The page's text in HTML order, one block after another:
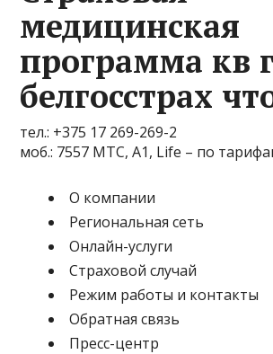
медицинская
программа кв
белгосстрах
тел.: +375 17 269-269-2
моб.: 7557 МТС, A1, Life – по
О компании
Региональная сеть
Онлайн-услуги
Страховой случай
Режим работы и контакты
Обратная связь
Пресс-центр